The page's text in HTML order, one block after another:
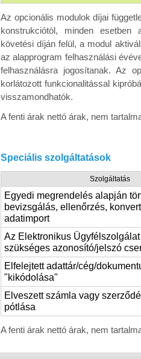
Az opcionális modulok díjai
konstrukciótól, minden
követési díján felül, a modul
az alapprogram felhasználási
felhasználásra jogosítanak. Az
korlátozott funkcionalitással
visszamondhatók.
A fenti árak nettó árak, nem
Speciális szolgáltatások
Szolgáltatás
Egyedi megrendelés alapján
bevizsgálás, ellenőrzés,
adatimport
Az Elektronikus
szükséges azonosító/jelszó
Elfelejtett adattár/cég/
"kikódolása"
Elveszett számla vagy
pótlása
A fenti árak nettó árak, nem